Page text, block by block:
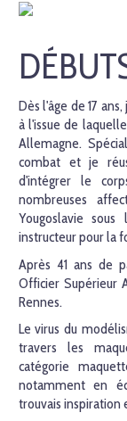
Dès l'âge de 17
à l'issue de
Allemagne.
combat et je
d'intégrer le
nombreuses
Yougoslavie
instructeur pour la
Après 41 ans de
Officier Supérieur
Rennes.
Le virus du
travers les
catégorie
notamment en
trouvais inspiration